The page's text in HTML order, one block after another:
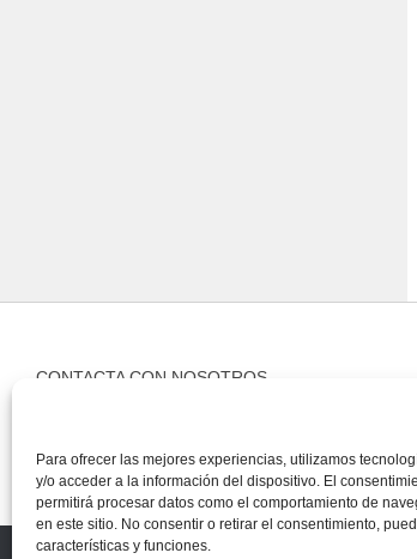
Para ofrecer las mejores experiencias, utilizamos
y/o acceder a la información del dispositivo. El
permitirá procesar datos como el comportamiento de
en este sitio. No consentir o retirar el consentimiento,
características y funciones.
CONTACTA CON NOSOTROS